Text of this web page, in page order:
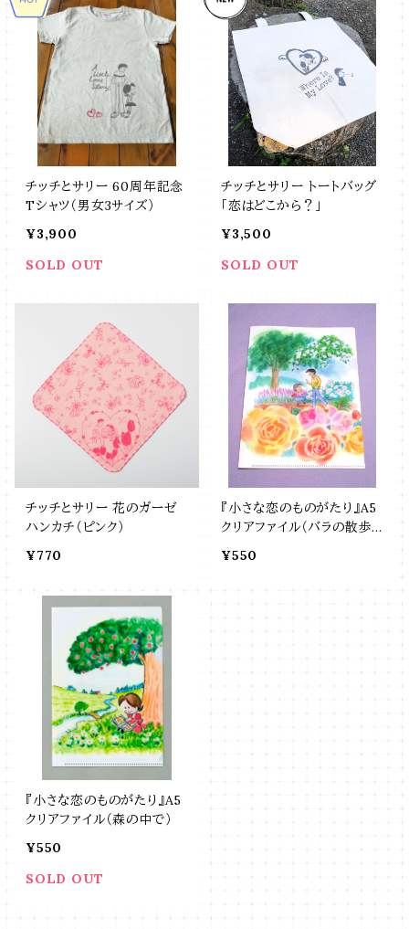
チッチとサリー 60周年記念
Tシャツ（男女3サイズ）
¥3,900
SOLD OUT
チッチとサリー トートバッグ
「恋はどこから？」
¥3,500
SOLD OUT
チッチとサリー 花のガーゼ
ハンカチ（ピンク）
¥770
『小さな恋のものがたり』A5
クリアファイル（バラの散歩
¥550
『小さな恋のものがたり』A5
クリアファイル（森の中で）
¥550
SOLD OUT